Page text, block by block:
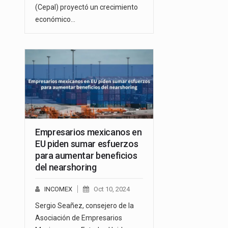
(Cepal) proyectó un crecimiento
económico…
Empresarios mexicanos en
EU piden sumar esfuerzos
para aumentar beneficios
del nearshoring
INCOMEX Oct 10, 2024
Sergio Seañez, consejero de la
Asociación de Empresarios